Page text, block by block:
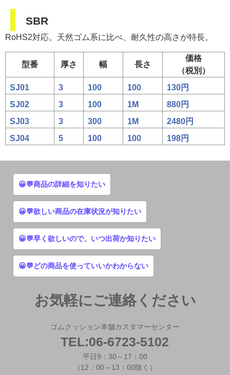
SBR
RoHS2対応。天然ゴム系に比べ、耐久性の高さが特長。
型番 厚さ 幅 長さ
価格
（税別）
SJ01
3 100 100
130円
SJ02
3 100 1M
880円
SJ03
3 300 1M
2480円
SJ04
5 100 100 198円
😀💬商品の詳細を知りたい
😀💬欲しい商品の在庫状況が知りたい
😀💬早く欲しいので、いつ出荷か知りたい
😀💬どの商品を使っていいかわからない
お気軽にご連絡ください
ゴムクッション本舗カスタマーセンター
TEL:06-6723-5102
平日9：30～17：00
（12：00～13：00除く）